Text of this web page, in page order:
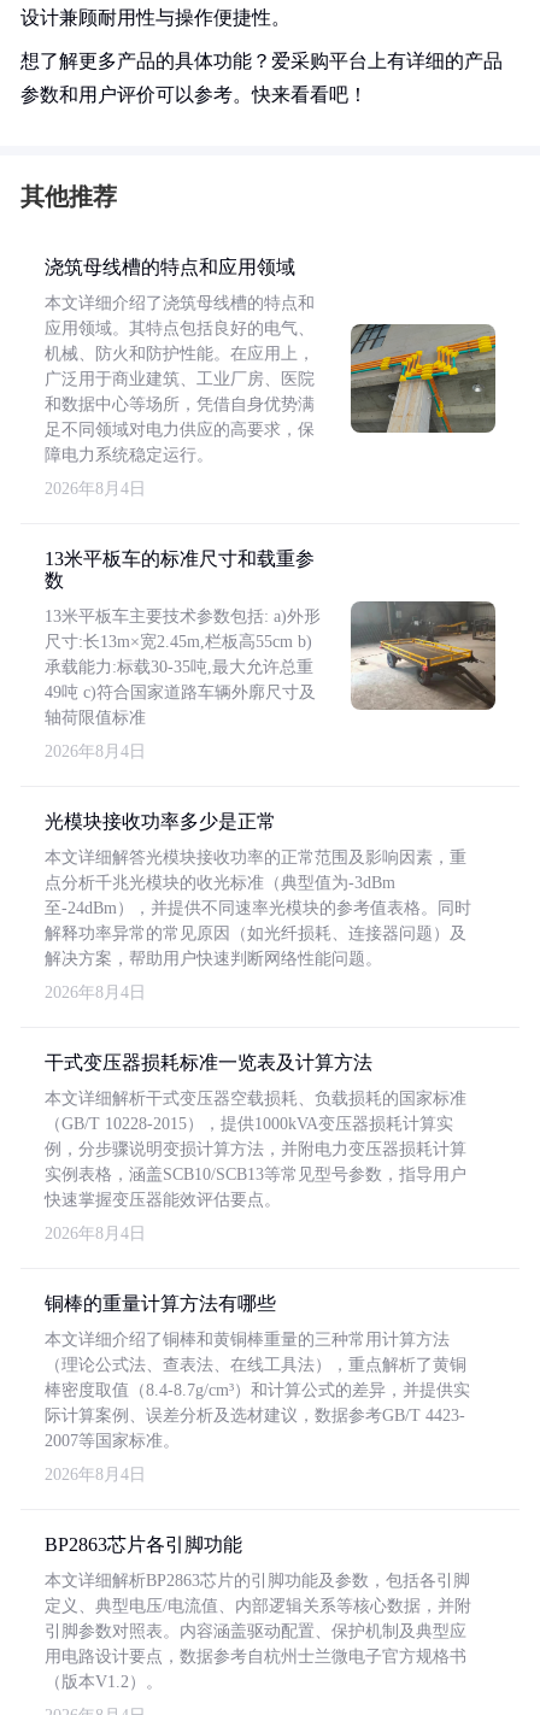
设计兼顾耐用性与操作便捷性。
想了解更多产品的具体功能？爱采购平台上有详细的产品
参数和用户评价可以参考。快来看看吧！
其他推荐
浇筑母线槽的特点和应用领域
本文详细介绍了浇筑母线槽的特点和
应用领域。其特点包括良好的电气、
机械、防火和防护性能。在应用上，
广泛用于商业建筑、工业厂房、医院
和数据中心等场所，凭借自身优势满
足不同领域对电力供应的高要求，保
障电力系统稳定运行。
2026年8月4日
13米平板车的标准尺寸和载重参
数
13米平板车主要技术参数包括: a)外形
尺寸:长13m×宽2.45m,栏板高55cm b)
承载能力:标载30-35吨,最大允许总重
49吨 c)符合国家道路车辆外廓尺寸及
轴荷限值标准
2026年8月4日
光模块接收功率多少是正常
本文详细解答光模块接收功率的正常范围及影响因素，重
点分析千兆光模块的收光标准（典型值为-3dBm
至-24dBm），并提供不同速率光模块的参考值表格。同时
解释功率异常的常见原因（如光纤损耗、连接器问题）及
解决方案，帮助用户快速判断网络性能问题。
2026年8月4日
干式变压器损耗标准一览表及计算方法
本文详细解析干式变压器空载损耗、负载损耗的国家标准
（GB/T 10228-2015），提供1000kVA变压器损耗计算实
例，分步骤说明变损计算方法，并附电力变压器损耗计算
实例表格，涵盖SCB10/SCB13等常见型号参数，指导用户
快速掌握变压器能效评估要点。
2026年8月4日
铜棒的重量计算方法有哪些
本文详细介绍了铜棒和黄铜棒重量的三种常用计算方法
（理论公式法、查表法、在线工具法），重点解析了黄铜
棒密度取值（8.4-8.7g/cm³）和计算公式的差异，并提供实
际计算案例、误差分析及选材建议，数据参考GB/T 4423-
2007等国家标准。
2026年8月4日
BP2863芯片各引脚功能
本文详细解析BP2863芯片的引脚功能及参数，包括各引脚
定义、典型电压/电流值、内部逻辑关系等核心数据，并附
引脚参数对照表。内容涵盖驱动配置、保护机制及典型应
用电路设计要点，数据参考自杭州士兰微电子官方规格书
（版本V1.2）。